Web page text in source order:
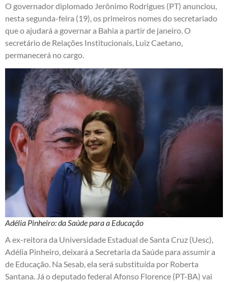
O governador diplomado Jerônimo Rodrigues (PT) anunciou,
nesta segunda-feira (19), os primeiros nomes do secretariado
que o ajudará a governar a Bahia a partir de janeiro. O
secretário de Relações Institucionais, Luiz Caetano,
permanecerá no cargo.
Adélia Pinheiro: da Saúde para a Educação
A ex-reitora da Universidade Estadual de Santa Cruz (Uesc),
Adélia Pinheiro, deixará a Secretaria da Saúde para assumir a
de Educação. Na Sesab, ela será substituída por Roberta
Santana. Já o deputado federal Afonso Florence (PT-BA) vai